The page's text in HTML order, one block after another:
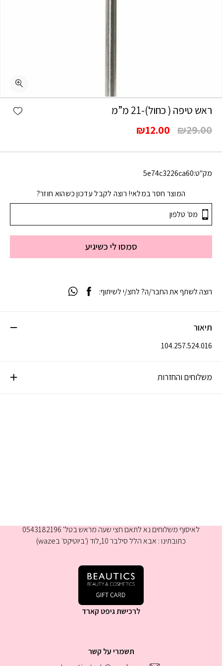
ראש טיפה ( כחול)-21 מ”מ
₪29.00
המחיר
היה:
₪29.00.
₪12.00
המחיר
הוא:
מק"ט:5e74c3226ca60
המוצר חסר במלאי! רוצה לקבל עדכון כשהוא חוזר?
סמסו לי כשיגיע
תיאור
104.257.524.016
משלוחים והחזרות
רוצה לשתף את החבר/ה? לחצ/י לשיתוף:
תשמרי על קשר
לאיסוף משלוחים נא לתאם חצי שעה מראש בטל' 0543182196
כתובתינו : אבא הלל סילבר 10,לוד (׳ביוטיקס׳ בwaze)
לרכישת גיפט קארד